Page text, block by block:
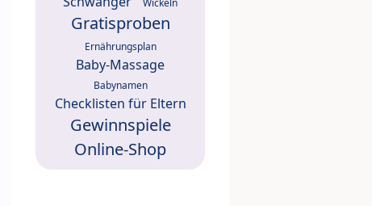
Gratisproben
Ernährungsplan
Baby-Massage
Babynamen
Checklisten für Eltern
Gewinnspiele
Online-Shop